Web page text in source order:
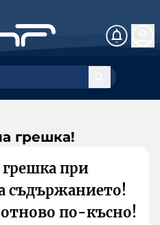
грешка!
при
съдържанието!
по-късно!